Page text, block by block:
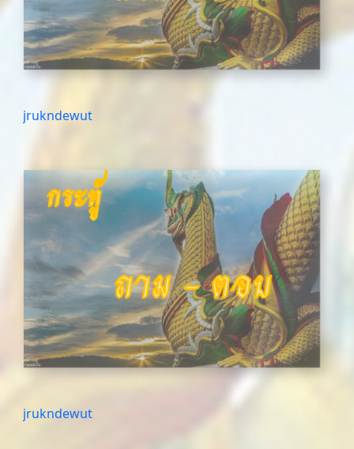
jrukndewut
jrukndewut